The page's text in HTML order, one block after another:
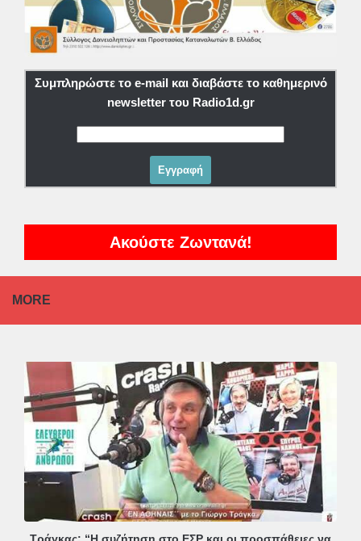
Συμπληρώστε το e-mail και διαβάστε το καθημερινό
newsletter του Radio1d.gr
Ακούστε Ζωντανά!
MORE